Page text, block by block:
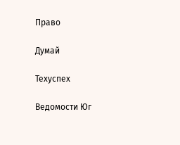
Право
Думай
Техуспех
Ведомости Юг